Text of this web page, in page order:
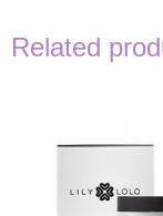
Related
multiple